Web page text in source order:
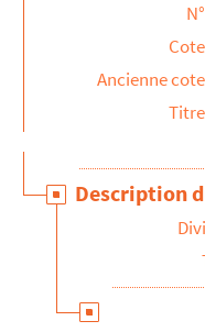
Ms 126. Jean de Gènes,
Ms 127. [Titre absent
Ms 128. Cicéron.
Ms 129. « Prolegomena
Ms 131. Traité de
N°
Cote
Ancienne cote
Titre
Description